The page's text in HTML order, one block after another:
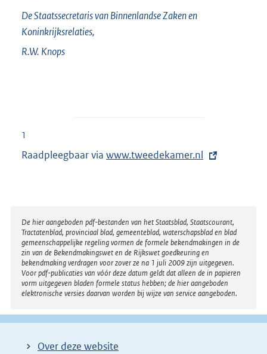
De Staatssecretaris van Binnenlandse Zaken en
Koninkrijksrelaties,
R.W. Knops
1
Raadpleegbaar via E
r
n
e
l
i
n
k
www.tweedekamer.nl
Disclaimer
De hier aangeboden pdf-bestanden van het Staatsblad, Staatscourant,
Tractatenblad, provinciaal blad, gemeenteblad, waterschapsblad en blad
gemeenschappelijke regeling vormen de formele bekendmakingen in de
zin van de Bekendmakingswet en de Rijkswet goedkeuring en
bekendmaking verdragen voor zover ze na 1 juli 2009 zijn uitgegeven.
Voor pdf-publicaties van vóór deze datum geldt dat alleen de in papieren
vorm uitgegeven bladen formele status hebben; de hier aangeboden
elektronische versies daarvan worden bij wijze van service aangeboden.
Over deze website